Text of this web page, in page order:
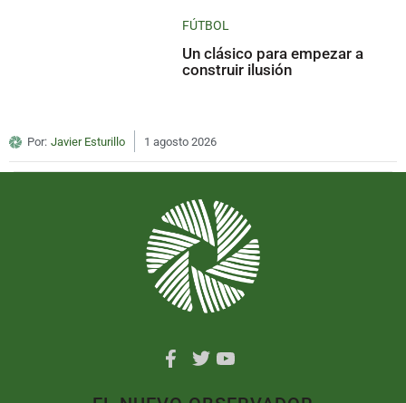
FÚTBOL
Un clásico para empezar a
construir ilusión
Por: Javier Esturillo 1 agosto 2026